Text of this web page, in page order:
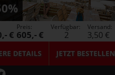
DETAILS JETZT BESTELLEN
€
Preis:
605,- €
Verfügbar:
2
Versand:
3,50 €